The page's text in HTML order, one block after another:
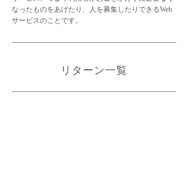
なったものをあげたり、人を募集したりできるWeb
サービスのことです。
リターン一覧